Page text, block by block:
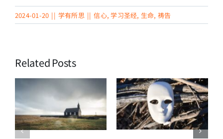
2024-01-20 || 学有所思 || 信心,学习圣经, 生命, 祷告
Related Posts